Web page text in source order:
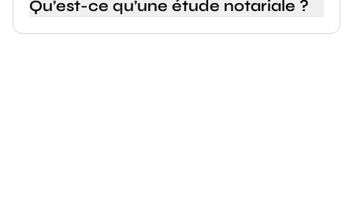
Qu’est-ce qu’une étude notariale ?